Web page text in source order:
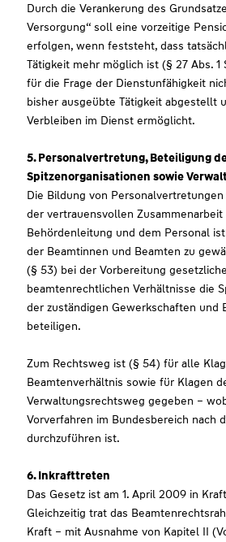
Durch die Verankerung des
Versorgung“ soll eine vorzeitige
erfolgen, wenn feststeht, dass
Tätigkeit mehr möglich ist (§ 27 Abs. 1
für die Frage der Dienstunfähigkeit
bisher ausgeübte Tätigkeit abgestellt
Verbleiben im Dienst ermöglicht.
5. Personalvertretung, Beteiligung
Spitzenorganisationen sowie
Die Bildung von Personalvertretungen
der vertrauensvollen
Behördenleitung und dem Personal
der Beamtinnen und Beamten zu
(§ 53) bei der Vorbereitung
beamtenrechtlichen Verhältnisse die
der zuständigen Gewerkschaften und
beteiligen.
Zum Rechtsweg ist (§ 54) für alle
Beamtenverhältnis sowie für Klagen
Verwaltungsrechtsweg gegeben –
Vorverfahren im Bundesbereich nach
durchzuführen ist.
6. Inkrafttreten
Das Gesetz ist am 1. April 2009 in
Gleichzeitig trat das
Kraft – mit Ausnahme von Kapitel II